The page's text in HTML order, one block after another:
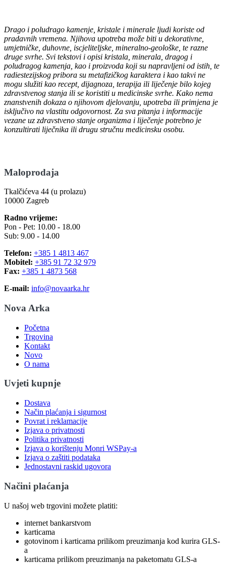
Drago i poludrago kamenje, kristale i minerale ljudi koriste od
pradavnih vremena. Njihova upotreba može biti u dekorativne,
umjetničke, duhovne, iscjeliteljske, mineralno-geološke, te razne
druge svrhe. Svi tekstovi i opisi kristala, minerala, dragog i
poludragog kamenja, kao i proizvoda koji su napravljeni od istih, te
radiestezijskog pribora su metafizičkog karaktera i kao takvi ne
mogu služiti kao recept, dijagnoza, terapija ili liječenje bilo kojeg
zdravstvenog stanja ili se koristiti u medicinske svrhe. Kako nema
znanstvenih dokaza o njihovom djelovanju, upotreba ili primjena je
isključivo na vlastitu odgovornost. Za sva pitanja i informacije
vezane uz zdravstveno stanje organizma i liječenje potrebno je
konzultirati liječnika ili drugu stručnu medicinsku osobu.
Maloprodaja
Tkalčićeva 44 (u prolazu)
10000 Zagreb
Radno vrijeme:
Pon - Pet: 10.00 - 18.00
Sub: 9.00 - 14.00
Telefon: +385 1 4813 467
Mobitel: +385 91 72 32 979
Fax: +385 1 4873 568
E-mail: info@novaarka.hr
Nova Arka
Početna
Trgovina
Kontakt
Novo
O nama
Uvjeti kupnje
Dostava
Način plaćanja i sigurnost
Povrat i reklamacije
Izjava o privatnosti
Politika privatnosti
Izjava o korištenju Monri WSPay-a
Izjava o zaštiti podataka
Jednostavni raskid ugovora
Načini plaćanja
U našoj web trgovini možete platiti:
internet bankarstvom
karticama
gotovinom i karticama prilikom preuzimanja kod kurira GLS-
a
karticama prilikom preuzimanja na paketomatu GLS-a